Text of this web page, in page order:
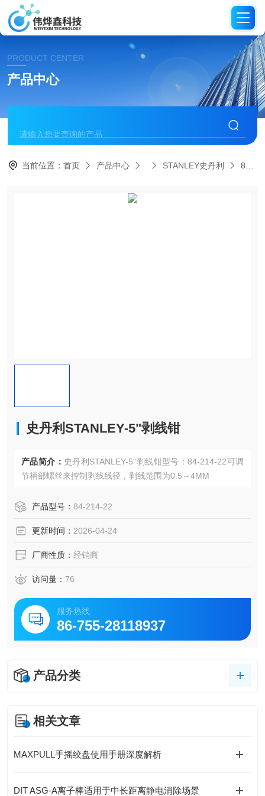
PRODUCT CENTER
产品中心
当前位置：首页 产品中心 STANLEY史丹利 84-214-22史丹利STANLEY-5"剥线钳
史丹利STANLEY-5"剥线钳
产品简介： 史丹利STANLEY-5"剥线钳型号：84-214-22可调
节柄部螺丝来控制剥线线径，剥线范围为0.5～4MM
产品型号： 84-214-22
更新时间： 2026-04-24
厂商性质： 经销商
访问量： 76
服务热线
86-755-28118937
产品分类
相关文章
MAXPULL手摇绞盘使用手册深度解析
DIT ASG-A离子棒适用于中长距离静电消除场景